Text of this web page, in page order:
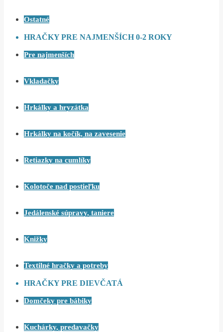
Ostatné
HRAČKY PRE NAJMENŠÍCH 0-2 ROKY
Pre najmenších
Vkladačky
Hrkálky a hryzátka
Hrkálky na kočík, na zavesenie
Retiazky na cumlíky
Kolotoče nad postieľku
Jedálenské súpravy, taniere
Knižky
Textilné hračky a potreby
HRAČKY PRE DIEVČATÁ
Domčeky pre bábiky
Kuchárky, predavačky